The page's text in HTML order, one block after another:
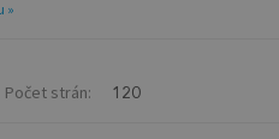
»
Počet strán: 120